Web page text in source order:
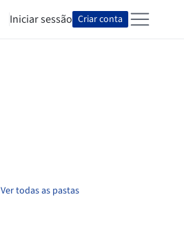
Iniciar sessão Criar conta
Ver todas as pastas